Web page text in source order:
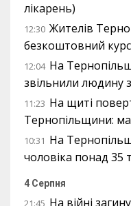
лікарень)
12:30 Жителів
безкоштовний
12:04 На
звільнили людину
11:23 На щиті
Тернопільщини:
10:31 На
чоловіка понад 35
4 Серпня
21:45 На війні